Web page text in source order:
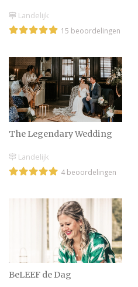
Landelijk
15 beoordelingen
The Legendary Wedding
Landelijk
4 beoordelingen
BeLEEF de Dag